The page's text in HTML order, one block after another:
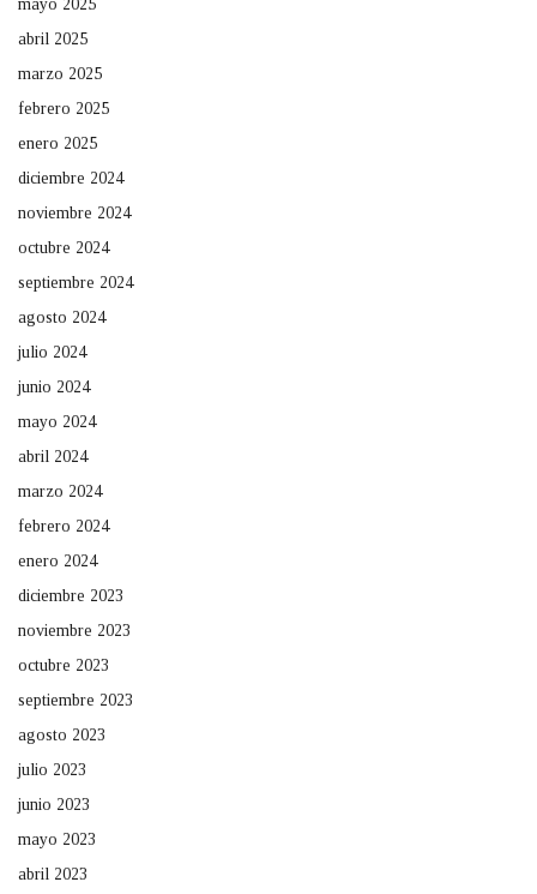
mayo 2025
abril 2025
marzo 2025
febrero 2025
enero 2025
diciembre 2024
noviembre 2024
octubre 2024
septiembre 2024
agosto 2024
julio 2024
junio 2024
mayo 2024
abril 2024
marzo 2024
febrero 2024
enero 2024
diciembre 2023
noviembre 2023
octubre 2023
septiembre 2023
agosto 2023
julio 2023
junio 2023
mayo 2023
abril 2023